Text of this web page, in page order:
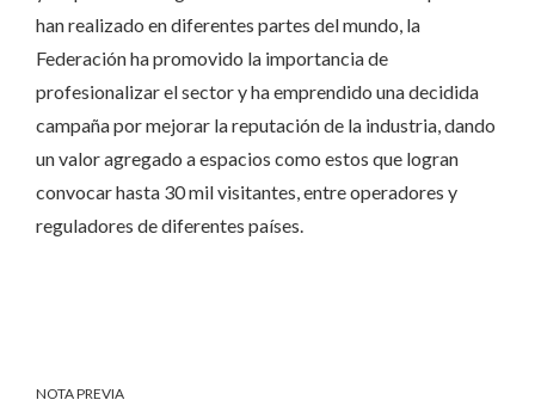
han realizado en diferentes partes del mundo, la
Federación ha promovido la importancia de
profesionalizar el sector y ha emprendido una decidida
campaña por mejorar la reputación de la industria, dando
un valor agregado a espacios como estos que logran
convocar hasta 30 mil visitantes, entre operadores y
reguladores de diferentes países.
NOTA PREVIA